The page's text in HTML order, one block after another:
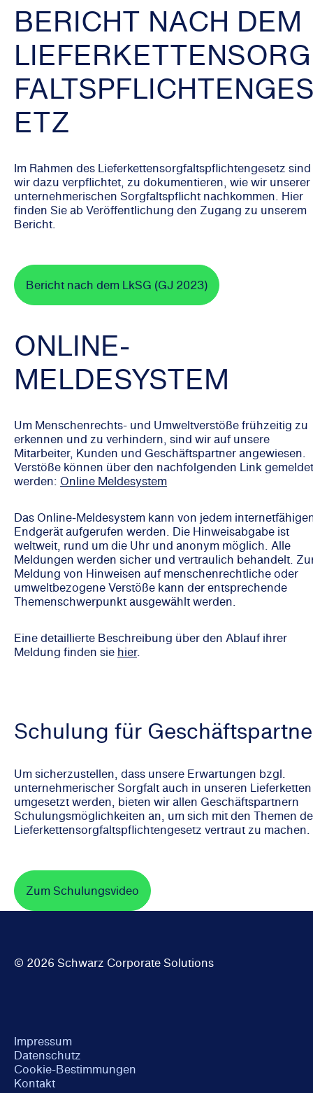
BERICHT NACH DEM
LIEFERKETTENSORG
ETZ
Im Rahmen des Lieferkettensorgfaltspflichtengesetz sind
wir dazu verpflichtet, zu dokumentieren, wie wir unserer
unternehmerischen Sorgfaltspflicht nachkommen. Hier
finden Sie ab Veröffentlichung den Zugang zu unserem
Bericht.
Bericht nach dem LkSG (GJ 2023)
ONLINE-
MELDESYSTEM
Um Menschenrechts- und Umweltverstöße frühzeitig zu
erkennen und zu verhindern, sind wir auf unsere
Mitarbeiter, Kunden und Geschäftspartner angewiesen.
Verstöße können über den nachfolgenden Link gemeldet
werden: Online Meldesystem
Das Online-Meldesystem kann von jedem
Endgerät aufgerufen werden. Die Hinweisabgabe ist
weltweit, rund um die Uhr und anonym möglich. Alle
Meldungen werden sicher und vertraulich behandelt.
Meldung von Hinweisen auf menschenrechtliche oder
umweltbezogene Verstöße kann der entsprechende
Themenschwerpunkt ausgewählt werden.
Eine detaillierte Beschreibung über den Ablauf ihrer
Meldung finden sie hier.
Schulung für
Um sicherzustellen, dass unsere Erwartungen bzgl.
unternehmerischer Sorgfalt auch in unseren Lieferketten
umgesetzt werden, bieten wir allen Geschäftspartnern
Schulungsmöglichkeiten an, um sich mit den Themen
Lieferkettensorgfaltspflichtengesetz vertraut zu machen.
Zum Schulungsvideo
© 2026 Schwarz Corporate Solutions
Impressum
Datenschutz
Cookie-Bestimmungen
Kontakt